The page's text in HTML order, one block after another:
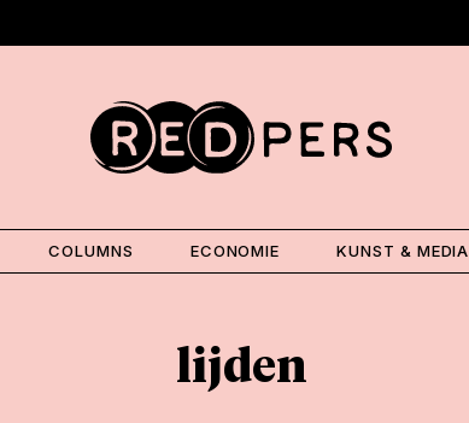
COLUMNS ECONOMIE KUNST & MEDIA
lijden